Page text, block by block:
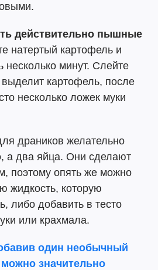
действительно пышные
натертый картофель и
несколько минут. Слейте
картофель, после
несколько ложек муки
драников желательно
а два яйца. Они сделают
поэтому опять же можно
жидкость, которую
либо добавить в тесто
или крахмала.
один необычный
значительно